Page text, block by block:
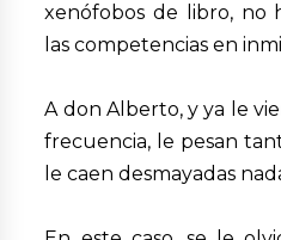
xenófobos de libro, no
las competencias en
A don Alberto, y ya le
frecuencia, le pesan
le caen desmayadas